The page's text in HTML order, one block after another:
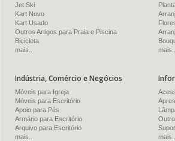
Jet Ski
Kart Novo
Kart Usado
Outros Artigos para Praia e Piscina
Bicicleta
mais..
mais..
Indústria, Comércio e Negócios
Móveis para Igreja
Móveis para Escritório
Apoio para Pés
Armário para Escritório
Arquivo para Escritório
mais..
mais..